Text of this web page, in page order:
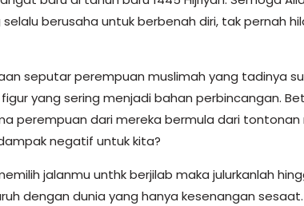
berusaha untuk berbenah diri, tak pernah
seputar perempuan muslimah yang tadinya
yang sering menjadi bahan perbincangan.
perempuan dari mereka bermula dari
negatif untuk kita?
jalanmu unthk berjilab maka julurkanlah
dengan dunia yang hanya kesenangan sesaat.